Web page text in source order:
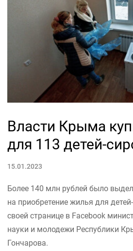
Власти Крыма
для 113 детей-
15.01.2023
Более 140 млн рублей было
на приобретение жилья для
своей странице в Facebook
науки и молодежи Республики
Гончарова.